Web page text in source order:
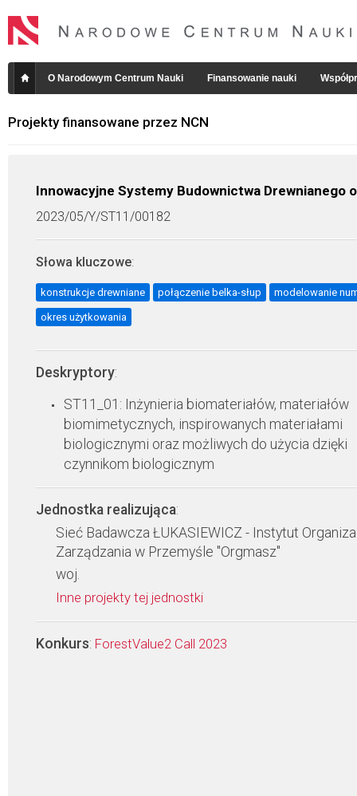
O Narodowym Centrum Nauki Finansowanie nauki
Projekty finansowane przez NCN
Innowacyjne Systemy Budownictwa Drewnianego
2023/05/Y/ST11/00182
Słowa kluczowe:
konstrukcje drewniane połączenie belka-słup modelowanie
okres użytkowania
Deskryptory:
ST11_01: Inżynieria biomateriałów, materiałów
biomimetycznych, inspirowanych materiałami
biologicznymi oraz możliwych do użycia dzięki
czynnikom biologicznym
Jednostka realizująca:
Sieć Badawcza ŁUKASIEWICZ - Instytut
Zarządzania w Przemyśle "Orgmasz"
woj.
Inne projekty tej jednostki
Konkurs: ForestValue2 Call 2023